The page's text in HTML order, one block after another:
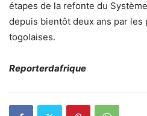
étapes de la refonte du
depuis bientôt deux ans par les
togolaises.
Reporterdafrique